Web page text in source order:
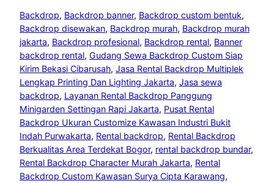
Backdrop, Backdrop banner, Backdrop custom bentuk
Backdrop disewakan, Backdrop murah, Backdrop murah
jakarta, Backdrop profesional, Backdrop rental, Banner
backdrop rental, Gudang Sewa Backdrop Custom Siap
Kirim Bekasi Cibarusah, Jasa Rental Backdrop Multiplek
Lengkap Printing Dan Lighting Jakarta, Jasa sewa
backdrop, Layanan Rental Backdrop Panggung
Minigarden Settingan Rapi Jakarta, Pusat Rental
Backdrop Ukuran Customize Kawasan Industri Bukit
Indah Purwakarta, Rental backdrop, Rental Backdrop
Berkualitas Area Terdekat Bogor, rental backdrop bundar
Rental Backdrop Character Murah Jakarta, Rental
Backdrop Custom Kawasan Surya Cipta Karawang